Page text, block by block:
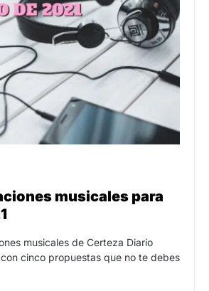
musicales para
musicales de Certeza Diario
cinco propuestas que no te debes